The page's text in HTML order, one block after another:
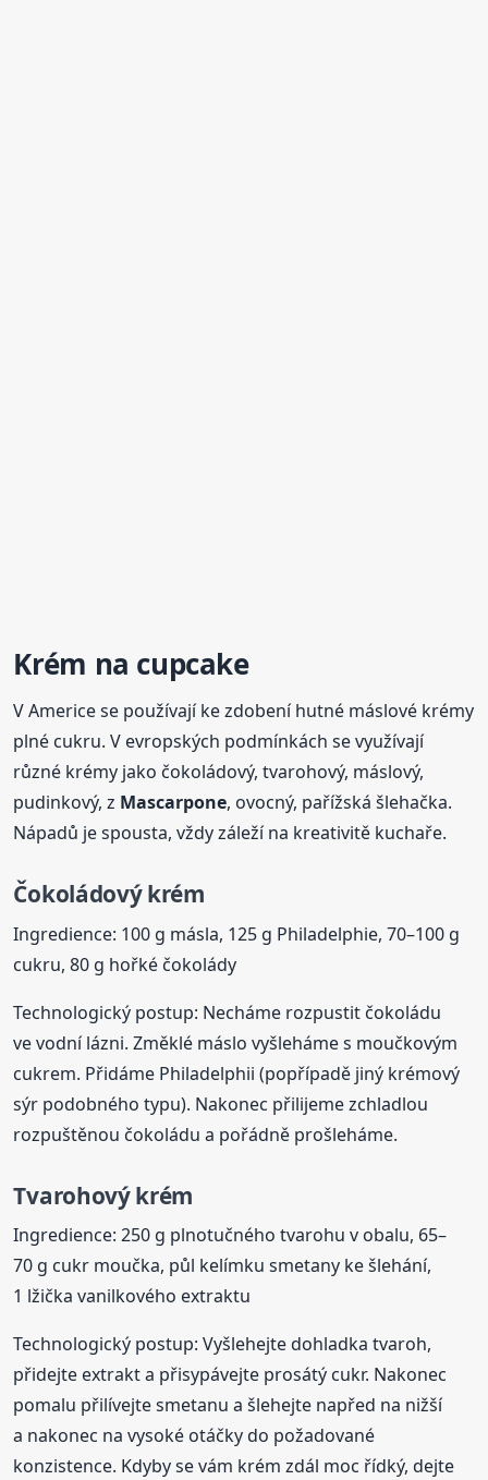
Krém na cupcake
V Americe se používají ke zdobení hutné máslové krémy
plné cukru. V evropských podmínkách se využívají
různé krémy jako čokoládový, tvarohový, máslový,
pudinkový, z Mascarpone, ovocný, pařížská šlehačka.
Nápadů je spousta, vždy záleží na kreativitě kuchaře.
Čokoládový krém
Ingredience: 100 g másla, 125 g Philadelphie, 70–100 g
cukru, 80 g hořké čokolády
Technologický postup: Necháme rozpustit čokoládu
ve vodní lázni. Změklé máslo vyšleháme s moučkovým
cukrem. Přidáme Philadelphii (popřípadě jiný krémový
sýr podobného typu). Nakonec přilijeme zchladlou
rozpuštěnou čokoládu a pořádně prošleháme.
Tvarohový krém
Ingredience: 250 g plnotučného tvarohu v obalu, 65–
70 g cukr moučka, půl kelímku smetany ke šlehání,
1 lžička vanilkového extraktu
Technologický postup: Vyšlehejte dohladka tvaroh,
přidejte extrakt a přisypávejte prosátý cukr. Nakonec
pomalu přilívejte smetanu a šlehejte napřed na nižší
a nakonec na vysoké otáčky do požadované
konzistence. Kdyby se vám krém zdál moc řídký, dejte